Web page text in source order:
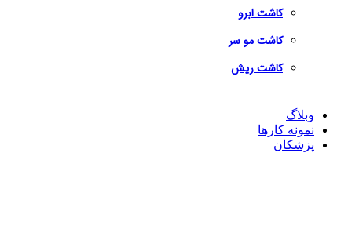
کاشت ابرو
کاشت مو سر
کاشت ریش
وبلاگ
نمونه کارها
پزشکان